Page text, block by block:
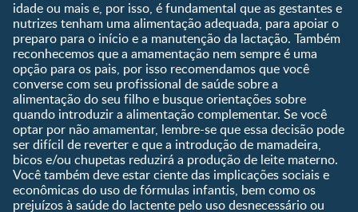
Ferramentas
Quando eu ficarei fértil?
Que dia meu bebê vai
nascer?
Guia de Nomes para Bebê
Calendário de semanas de
gravidez
Calculadora de cor dos
olhos
Curva de crescimento do
bebê
idade ou mais e, por isso, é fundamental que as gestantes e
nutrizes tenham uma alimentação adequada, para apoiar o
preparo para o início e a manutenção da lactação. Também
reconhecemos que a amamentação nem sempre é uma
opção para os pais, por isso recomendamos que você
converse com seu profissional de saúde sobre a
alimentação do seu filho e busque orientações sobre
quando introduzir a alimentação complementar. Se você
optar por não amamentar, lembre-se que essa decisão pode
ser difícil de reverter e que a introdução de mamadeira,
bicos e/ou chupetas reduzirá a produção de leite materno.
Você também deve estar ciente das implicações sociais e
econômicas do uso de fórmulas infantis, bem como os
prejuízos à saúde do lactente pelo uso desnecessário ou